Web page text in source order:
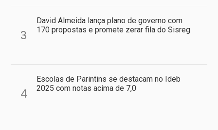
3
David Almeida lança plano de governo com
170 propostas e promete zerar fila do Sisreg
4
Escolas de Parintins se destacam no Ideb
2025 com notas acima de 7,0